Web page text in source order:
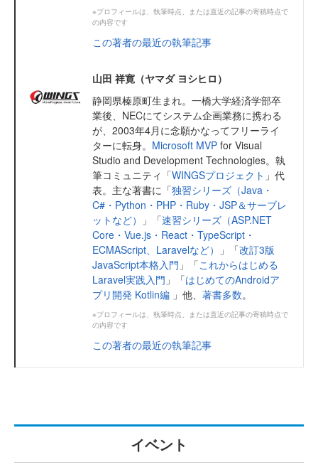
※プロフィールは、執筆時点、または直近の記事の寄稿時点で
の内容です
この著者の最近の執筆記事
山田 祥寛（ヤマダ ヨシヒロ）
静岡県榛原町生まれ。一橋大学経済学部卒
業後、NECにてシステム企画業務に携わる
が、2003年4月に念願かなってフリーライ
ターに転身。 Microsoft MVP for Visual
Studio and Development Technologies。執
筆コミュニティ「WINGSプロジェクト 」代
表。主な著書に「独習シリーズ（Java・
C#・Python・PHP・Ruby・JSP＆サーブレ
ットなど）
」「速習シリーズ（ASP.NET
Core・Vue.js・React・TypeScript・
ECMAScript、Laravelなど）
」「改訂3版
JavaScript本格入門 」「これからはじめる
Laravel実践入門 」「はじめてのAndroidア
プリ開発 Kotlin編 」他、 著書多数。
※プロフィールは、執筆時点、または直近の記事の寄稿時点で
の内容です
この著者の最近の執筆記事
イベント